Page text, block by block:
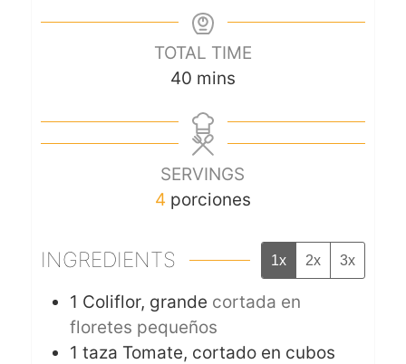
TOTAL TIME
40 mins
SERVINGS
4 porciones
INGREDIENTS 1x 2x 3x
1 Coliflor, grande cortada en
floretes pequeños
1 taza Tomate, cortado en cubos